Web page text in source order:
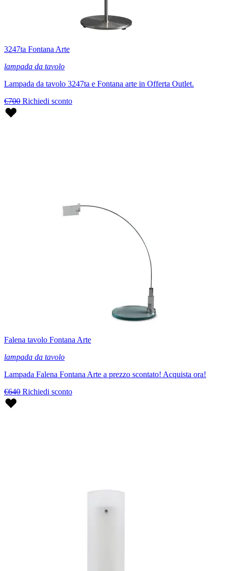
3247ta Fontana Arte
lampada da tavolo
Lampada da tavolo 3247ta e Fontana arte in Offerta Outlet.
€700 Richiedi sconto
Falena tavolo Fontana Arte
lampada da tavolo
Lampada Falena Fontana Arte a prezzo scontato! Acquista ora!
€640 Richiedi sconto